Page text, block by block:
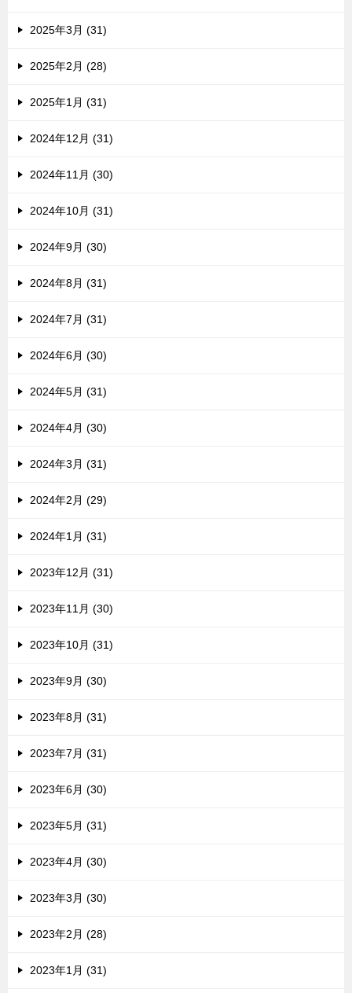
2025年3月 (31)
2025年2月 (28)
2025年1月 (31)
2024年12月 (31)
2024年11月 (30)
2024年10月 (31)
2024年9月 (30)
2024年8月 (31)
2024年7月 (31)
2024年6月 (30)
2024年5月 (31)
2024年4月 (30)
2024年3月 (31)
2024年2月 (29)
2024年1月 (31)
2023年12月 (31)
2023年11月 (30)
2023年10月 (31)
2023年9月 (30)
2023年8月 (31)
2023年7月 (31)
2023年6月 (30)
2023年5月 (31)
2023年4月 (30)
2023年3月 (30)
2023年2月 (28)
2023年1月 (31)